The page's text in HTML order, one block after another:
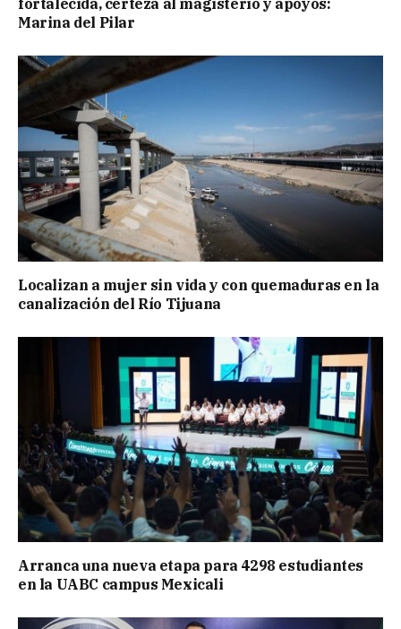
fortalecida, certeza al magisterio y apoyos:
Marina del Pilar
Localizan a mujer sin vida y con quemaduras en la
canalización del Río Tijuana
Arranca una nueva etapa para 4298 estudiantes
en la UABC campus Mexicali